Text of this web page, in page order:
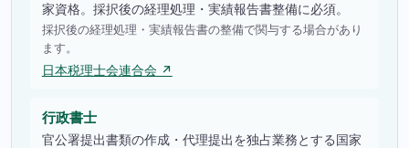
家資格。採択後の経理処理・実績報告書整備に必須。
採択後の経理処理・実績報告書の整備で関与する場合があり
ます。
日本税理士会連合会 ↗
行政書士
官公署提出書類の作成・代理提出を独占業務とする国家